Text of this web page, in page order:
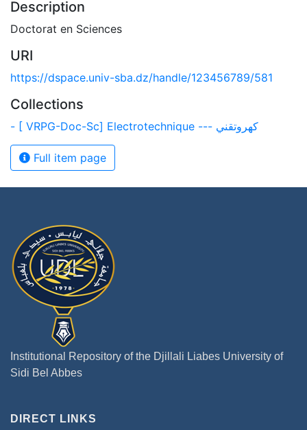
Description
Doctorat en Sciences
URI
https://dspace.univ-sba.dz/handle/123456789/581
Collections
- [ VRPG-Doc-Sc] Electrotechnique --- كهروتقني
Full item page
Institutional Repository of the Djillali Liabes University of
Sidi Bel Abbes
DIRECT LINKS